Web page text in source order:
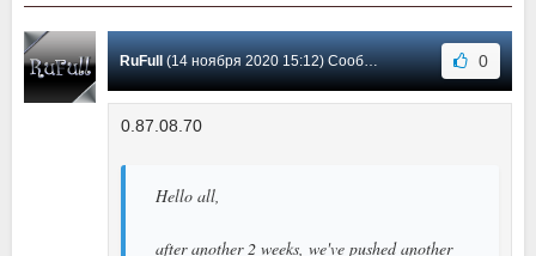
RuFull(14 ноября 2020 15:12) Сообщение #1 0
0.87.08.70
Hello all,
after another 2 weeks, we've pushed another